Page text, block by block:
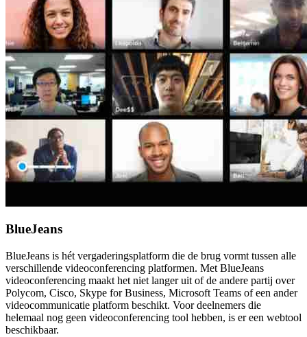
BlueJeans
BlueJeans is hét vergaderingsplatform die de brug vormt tussen alle
verschillende videoconferencing platformen. Met BlueJeans
videoconferencing maakt het niet langer uit of de andere partij over
Polycom, Cisco, Skype for Business, Microsoft Teams of een ander
videocommunicatie platform beschikt. Voor deelnemers die
helemaal nog geen videoconferencing tool hebben, is er een webtool
beschikbaar.